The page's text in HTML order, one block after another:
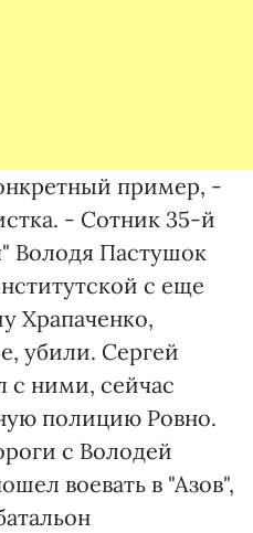
пример, -
- Сотник 35-й
Володя Пастушок
с еще
Храпаченко,
убили. Сергей
с ними, сейчас
полицию Ровно.
с Володей
воевать в "Азов",